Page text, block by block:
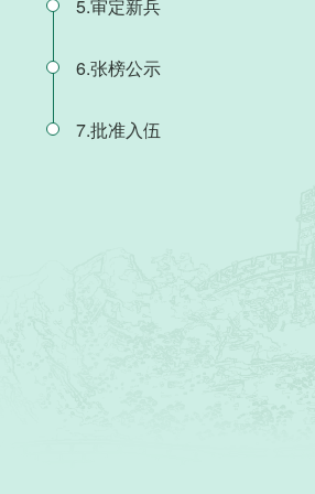
5.审定新兵
6.张榜公示
7.批准入伍